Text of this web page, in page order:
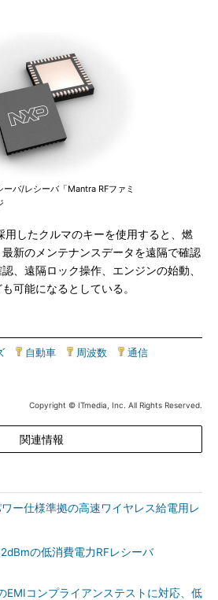
ーバ/レシーバ「Mantra RFファミ
したクルマのキーを使用すると、燃
新のメンテナンスデータを遠隔で確認
、遠隔ロック操作、エンジンの始動、
可能になるとしている。
自動車 周波数 通信
Copyright © ITmedia, Inc. All Rights Reserved.
関連情報
ー仕様準拠の高速ワイヤレス給電用レ
の低消費電力RFレシーバ
EMIコンプライアンステストに対応、低